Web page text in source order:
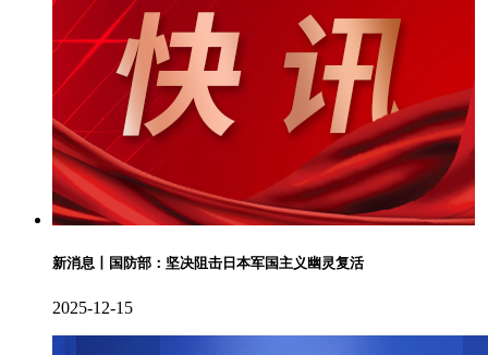
新消息丨国防部：坚决阻击日本军国主义幽灵复活
2025-12-15